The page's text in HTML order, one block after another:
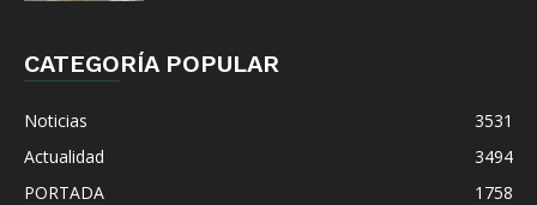
CATEGORÍA POPULAR
Noticias
3531
Actualidad
3494
PORTADA
1758